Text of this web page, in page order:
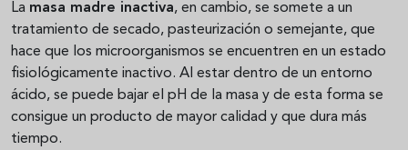
La masa madre inactiva, en cambio, se somete a un
tratamiento de secado, pasteurización o semejante, que
hace que los microorganismos se encuentren en un estado
fisiológicamente inactivo. Al estar dentro de un entorno
ácido, se puede bajar el pH de la masa y de esta forma se
consigue un producto de mayor calidad y que dura más
tiempo.